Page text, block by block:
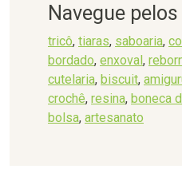
Navegue
tricô, tiaras, saboaria,
bordado, enxoval,
cutelaria, biscuit,
crochê, resina, boneca
bolsa, artesanato